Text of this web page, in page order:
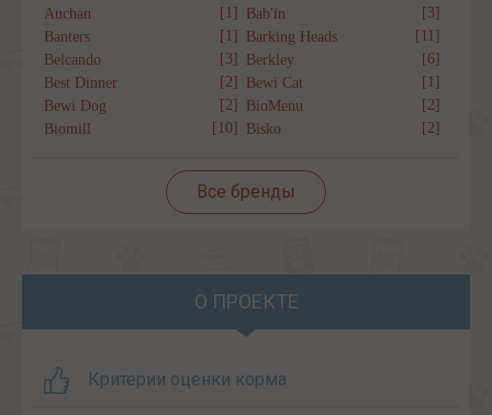
Auchan
[1] Bab'in
[3]
Banters
[1] Barking Heads
[11]
Belcando
[3] Berkley
[6]
Best Dinner
[2] Bewi Cat
[1]
Bewi Dog
[2] BioMenu
[2]
Biomill
[10] Bisko [2]
Все бренды
О ПРОЕКТЕ
Критерии оценки корма